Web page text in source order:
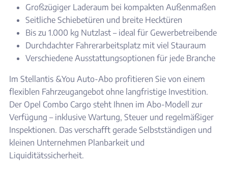
Großzügiger Laderaum bei kompakten Außenmaßen
Seitliche Schiebetüren und breite Hecktüren
Bis zu 1.000 kg Nutzlast – ideal für Gewerbetreibende
Durchdachter Fahrerarbeitsplatz mit viel Stauraum
Verschiedene Ausstattungsoptionen für jede Branche
Im Stellantis &You Auto-Abo profitieren Sie von einem
flexiblen Fahrzeugangebot ohne langfristige Investition.
Der Opel Combo Cargo steht Ihnen im Abo-Modell zur
Verfügung – inklusive Wartung, Steuer und regelmäßiger
Inspektionen. Das verschafft gerade Selbstständigen und
kleinen Unternehmen Planbarkeit und
Liquiditätssicherheit.